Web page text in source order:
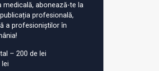
medicală, abonează-te la
profesională,
a profesioniștilor în
– 200 de lei
lei